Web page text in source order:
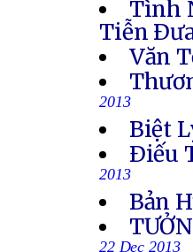
Tình
Tiễn
Văn
2013
Biệt
Ðiếu
2013
Bản